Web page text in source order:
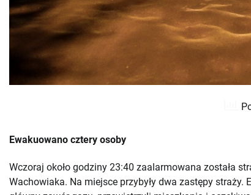
Ewakuowano cztery osoby
Wczoraj około godziny 23:40 zaalarmowana została
Wachowiaka. Na miejsce przybyły dwa zastępy